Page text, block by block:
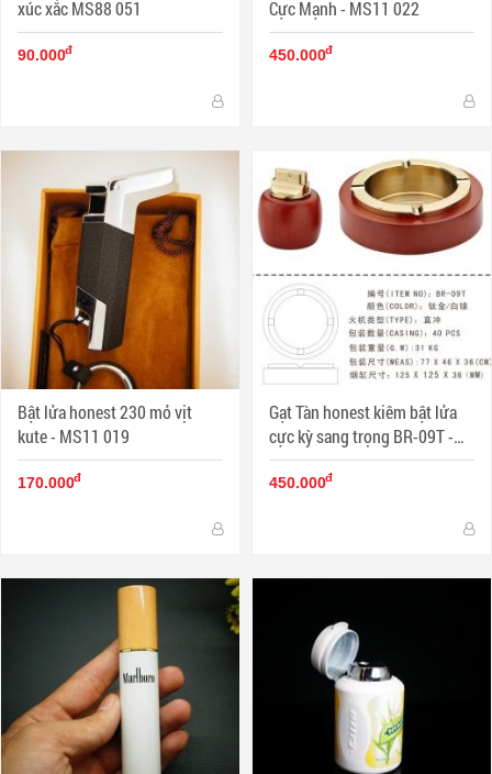
xúc xắc MS88 051
90.000đ
Cực Mạnh - MS11 022
450.000đ
Bật lửa honest 230 mỏ vịt
kute - MS11 019
170.000đ
Gạt Tàn honest kiêm bật lửa
cực kỳ sang trọng BR-09T -
MS11 002
450.000đ